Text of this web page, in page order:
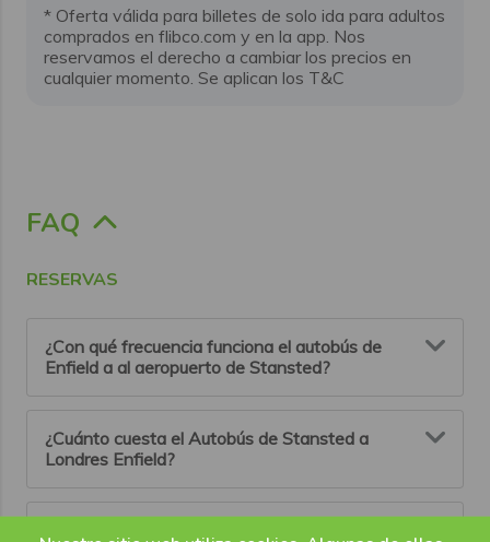
* Oferta válida para billetes de solo ida para adultos
comprados en flibco.com y en la app. Nos
reservamos el derecho a cambiar los precios en
cualquier momento. Se aplican los T&C
FAQ
RESERVAS
¿Con qué frecuencia funciona el autobús de
Enfield a al aeropuerto de Stansted?
aeropuerto de Londres Stansted y el norte de
Londres. Esto le ofrece la flexibilidad de seleccionar
¿Cuánto cuesta el Autobús de Stansted a
Londres Enfield?
Los precios de un viaje en autobús Flibco entre
Londres y el aeropuerto de Stansted comienzan en